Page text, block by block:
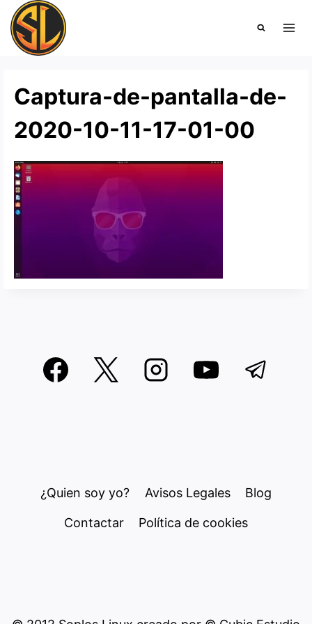
Saltar
contenido
Captura-de-pantalla-de-
2020-10-11-17-01-00
¿Quien soy yo? Avisos Legales Blog
Contactar Política de cookies